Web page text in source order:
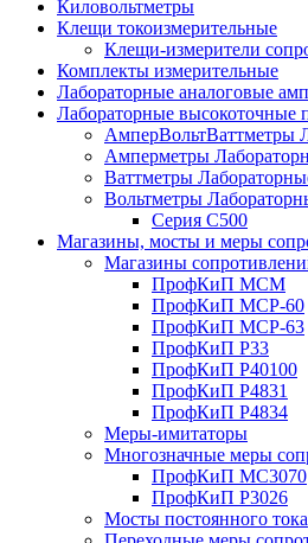
Киловольтметры
Клещи токоизмерительные
Клещи-измерители
Комплекты измерительные
Лабораторные аналоговые
Лабораторные высокоточные
АмперВольтВаттметры
Амперметры
Ваттметры
Вольтметры
Серия С500
Магазины, мосты и меры
Магазины
ПрофКиП МСМ
ПрофКиП МСР-60
ПрофКиП МСР-63
ПрофКиП Р33
ПрофКиП Р40100
ПрофКиП Р4831
ПрофКиП Р4834
Меры-имитаторы
Многозначные меры
ПрофКиП МС3070
ПрофКиП Р3026
Мосты постоянного тока